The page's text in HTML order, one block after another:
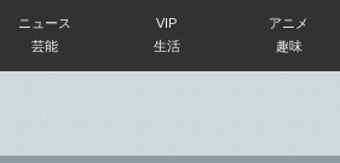
ニュース VIP アニメ
芸能
生活 趣味